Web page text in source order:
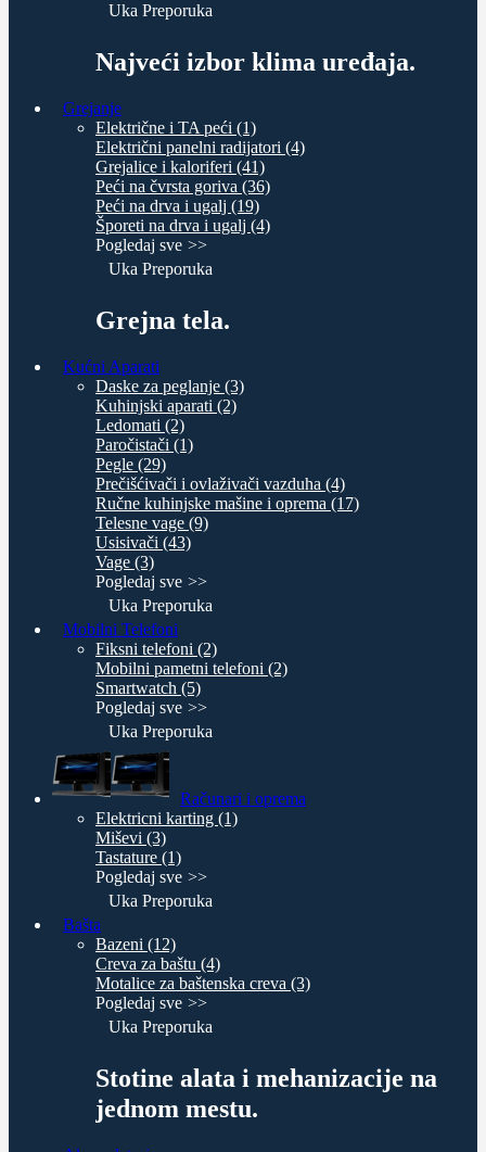
Uka Preporuka
Najveći izbor klima uređaja.
Grejanje
Električne i TA peći (1)
Električni panelni radijatori (4)
Grejalice i kaloriferi (41)
Peći na čvrsta goriva (36)
Peći na drva i ugalj (19)
Šporeti na drva i ugalj (4)
Pogledaj sve
Uka Preporuka
Grejna tela.
Kućni Aparati
Daske za peglanje (3)
Kuhinjski aparati (2)
Ledomati (2)
Paročistači (1)
Pegle (29)
Prečišćivači i ovlaživači vazduha (4)
Ručne kuhinjske mašine i oprema (17)
Telesne vage (9)
Usisivači (43)
Vage (3)
Pogledaj sve
Uka Preporuka
Mobilni Telefoni
Fiksni telefoni (2)
Mobilni pametni telefoni (2)
Smartwatch (5)
Pogledaj sve
Uka Preporuka
Računari i oprema
Elektricni karting (1)
Miševi (3)
Tastature (1)
Pogledaj sve
Uka Preporuka
Bašta
Bazeni (12)
Creva za baštu (4)
Motalice za baštenska creva (3)
Pogledaj sve
Uka Preporuka
Stotine alata i mehanizacije na
jednom mestu.